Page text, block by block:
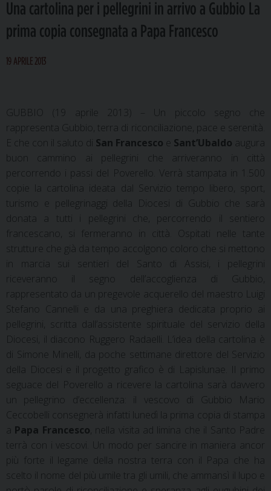
Una cartolina per i pellegrini in arrivo a Gubbio La
prima copia consegnata a Papa Francesco
19 APRILE 2013
GUBBIO (19 aprile 2013) – Un piccolo segno che
rappresenta Gubbio, terra di riconciliazione, pace e serenità.
E che con il saluto di San Francesco e Sant’Ubaldo augura
buon cammino ai pellegrini che arriveranno in città
percorrendo i passi del Poverello. Verrà stampata in 1.500
copie la cartolina ideata dal Servizio tempo libero, sport,
turismo e pellegrinaggi della Diocesi di Gubbio che sarà
donata a tutti i pellegrini che, percorrendo il sentiero
francescano, si fermeranno in città. Ospitati nelle tante
strutture che già da tempo accolgono coloro che si mettono
in marcia sui sentieri del Santo di Assisi, i pellegrini
riceveranno il segno dell’accoglienza di Gubbio,
rappresentato da un pregevole acquerello del maestro Luigi
Stefano Cannelli e da una preghiera dedicata proprio ai
pellegrini, scritta dall’assistente spirituale del servizio della
Diocesi, il diacono Ruggero Radaelli. L’idea della cartolina è
di Simone Minelli, da poche settimane direttore del Servizio
della Diocesi e il progetto grafico è di Lapislunae. Il primo
seguace del Poverello a ricevere la cartolina sarà davvero
un pellegrino d’eccellenza: il vescovo di Gubbio Mario
Ceccobelli consegnerà infatti lunedì la prima copia di stampa
a Papa Francesco , nella visita ad limina che il Santo Padre
terrà con i vescovi. Un modo per sancire in maniera ancor
più forte il legame della nostra terra con il Papa che ha
scelto il nome del più umile tra gli umili, che ammansì il lupo e